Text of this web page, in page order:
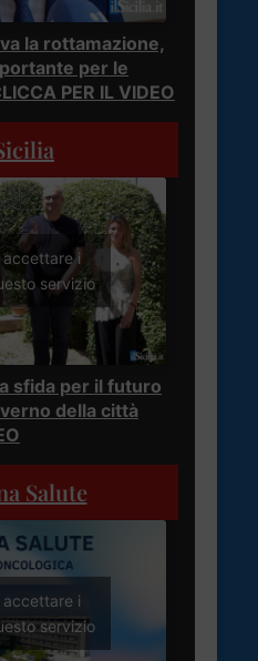
la rottamazione,
per le
PER IL VIDEO
accettare i
servizio
sfida per il futuro
della città
Salute
accettare i
servizio